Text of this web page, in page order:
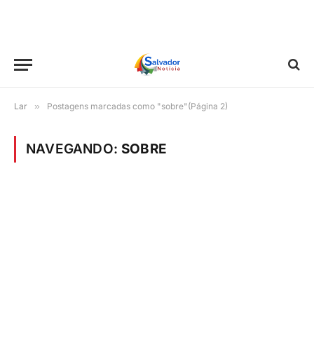
Lar » Postagens marcadas como "sobre"(Página 2)
NAVEGANDO: SOBRE